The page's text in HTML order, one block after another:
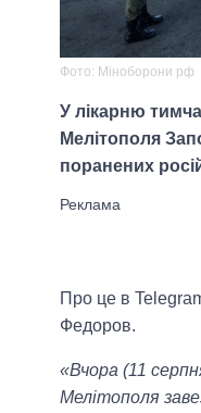
Фото: Міноборони рф
У лікарню
Мелітополя
поранених
Про це в
Федоров.
«Вчора (11
Мелітополя